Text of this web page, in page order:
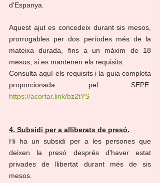
d'Espanya.
Aquest ajut es concedeix durant sis mesos,
prorrogables per dos períodes més de la
mateixa durada, fins a un màxim de 18
mesos, si es mantenen els requisits.
Consulta aquí els requisits i la guia completa
https://acortar.link/bz2tYS
4. Subsidi per a alliberats de presó.
Hi ha un subsidi per a les persones que
deixen la presó després d'haver estat
privades de llibertat durant més de sis
mesos.